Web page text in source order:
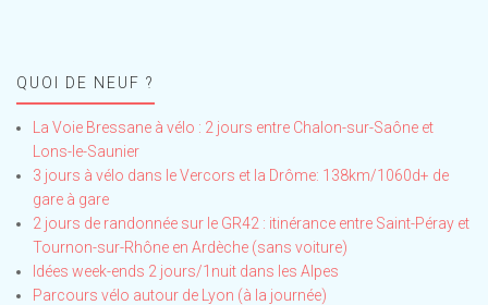
QUOI DE NEUF ?
La Voie Bressane à vélo : 2 jours entre Chalon-sur-Saône et
Lons-le-Saunier
3 jours à vélo dans le Vercors et la Drôme: 138km/1060d+ de
gare à gare
2 jours de randonnée sur le GR42 : itinérance entre Saint-Péray et
Tournon-sur-Rhône en Ardèche (sans voiture)
Idées week-ends 2 jours/1nuit dans les Alpes
Parcours vélo autour de Lyon (à la journée)